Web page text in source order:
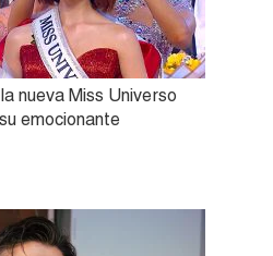
nueva Miss Universo
emocionante